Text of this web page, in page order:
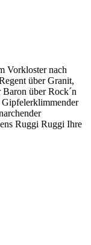
Vorkloster nach
über Granit,
über Rock´n
Ruggi Ruggi Ihre